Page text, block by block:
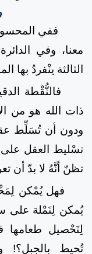
ففي
معنا، وفي الدائرة
الثالثة ينْفردُ بها
فالنُّقْطة
ذات الله هو من
ودون أن تُسَلِّط
تسْليط العقل على
تظنّ أنَّهُ لا بدّ
فهل يُمْكن
يُمكن لِنَمْلة على
لِتَحْصيل طعامها
تُحيط بالجبل؟!